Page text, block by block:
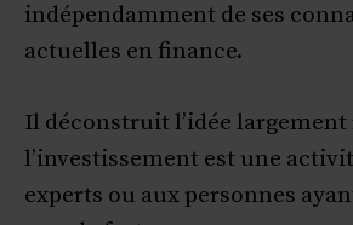
indépendamment de ses
actuelles en finance.
Il déconstruit l’idée largement
l’investissement est une
experts ou aux personnes